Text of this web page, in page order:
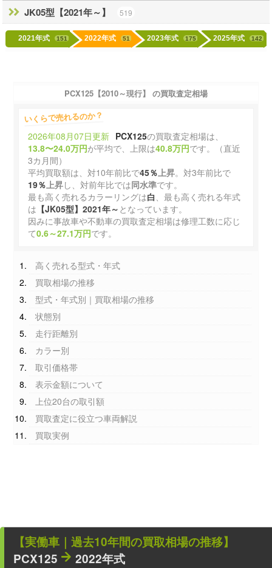
JK05型【2021年～】 519
2021年式 151 2022年式 51 2023年式 175 2025年式 142
PCX125【2010～現行】 の買取査定相場
いくらで売れるのか？
2026年08月07日更新 PCX125の買取査定相場は、
13.8〜24.0万円が平均で、上限は40.8万円です。（直近
3カ月間）
平均買取額は、対10年前比で45％上昇。対3年前比で
19％上昇し、対前年比では同水準です。
最も高く売れるカラーリングは白 、最も高く売れる年式
は 【JK05型】2021年～ となっています。
因みに事故車や不動車の買取査定相場は修理工数に応じ
て0.6～27.1万円です。
高く売れる型式・年式
買取相場の推移
型式・年式別｜買取相場の推移
状態別
走行距離別
カラー別
取引価格帯
表示金額について
上位20台の取引額
買取査定に役立つ車両解説
買取実例
【実働車 ｜過去10年間の買取相場の推移】
PCX125
2022年式